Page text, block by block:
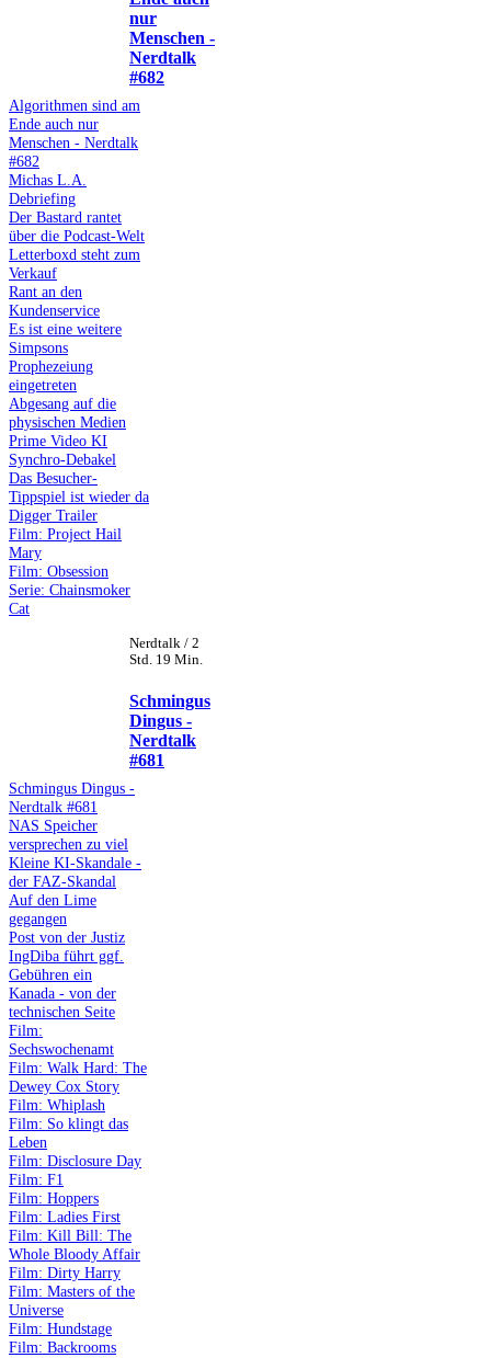
nur
Menschen -
Nerdtalk
#682
Algorithmen sind am
Ende auch nur
Menschen - Nerdtalk
#682
Michas L.A.
Debriefing
Der Bastard rantet
über die Podcast-Welt
Letterboxd steht zum
Verkauf
Rant an den
Kundenservice
Es ist eine weitere
Simpsons
Prophezeiung
eingetreten
Abgesang auf die
physischen Medien
Prime Video KI
Synchro-Debakel
Das Besucher-
Tippspiel ist wieder da
Digger Trailer
Film: Project Hail
Mary
Film: Obsession
Serie: Chainsmoker
Cat
Nerdtalk / 2
Std. 19 Min.
Schmingus
Dingus -
Nerdtalk
#681
Schmingus Dingus -
Nerdtalk #681
NAS Speicher
versprechen zu viel
Kleine KI-Skandale -
der FAZ-Skandal
Auf den Lime
gegangen
Post von der Justiz
IngDiba führt ggf.
Gebühren ein
Kanada - von der
technischen Seite
Film:
Sechswochenamt
Film: Walk Hard: The
Dewey Cox Story
Film: Whiplash
Film: So klingt das
Leben
Film: Disclosure Day
Film: F1
Film: Hoppers
Film: Ladies First
Film: Kill Bill: The
Whole Bloody Affair
Film: Dirty Harry
Film: Masters of the
Universe
Film: Hundstage
Film: Backrooms